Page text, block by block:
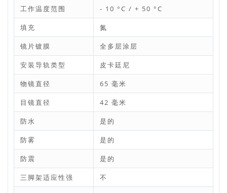
工作温度范围 - 10 °C / + 50 °C
填充 氮
镜片镀膜 全多层涂层
安装导轨类型 皮卡廷尼
物镜直径 65 毫米
目镜直径 42 毫米
防水 是的
防雾 是的
防震 是的
三脚架适应性强 不